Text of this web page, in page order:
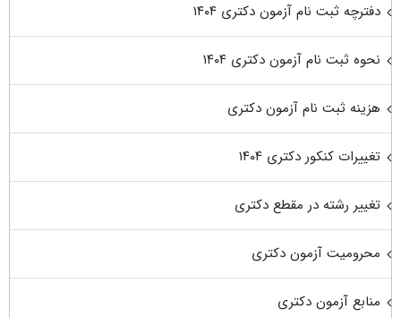
دفترچه ثبت نام آزمون دکتری ۱۴۰۴
نحوه ثبت نام آزمون دکتری ۱۴۰۴
هزینه ثبت نام آزمون دکتری
تغییرات کنکور دکتری ۱۴۰۴
تغییر رشته در مقطع دکتری
محرومیت آزمون دکتری
منابع آزمون دکتری